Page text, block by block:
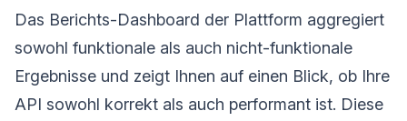
Das Berichts-Dashboard der Plattform aggregiert
sowohl funktionale als auch nicht-funktionale
Ergebnisse und zeigt Ihnen auf einen Blick, ob Ihre
API sowohl korrekt als auch performant ist. Diese